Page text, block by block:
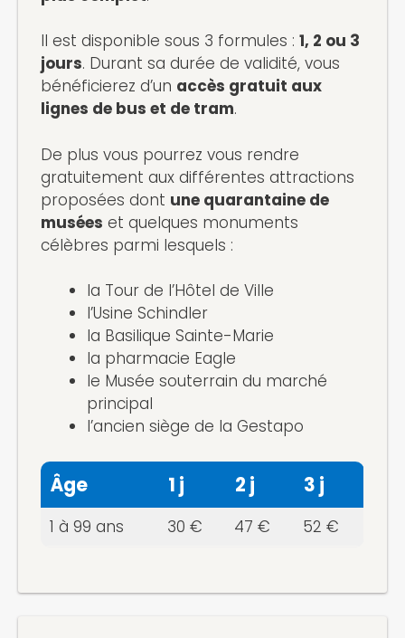
Il est disponible sous 3 formules : 1, 2 ou 3
jours. Durant sa durée de validité, vous
bénéficierez d’un accès gratuit aux
lignes de bus et de tram.
De plus vous pourrez vous rendre
gratuitement aux différentes attractions
proposées dont une quarantaine de
musées et quelques monuments
célèbres parmi lesquels :
la Tour de l’Hôtel de Ville
l’Usine Schindler
la Basilique Sainte-Marie
la pharmacie Eagle
le Musée souterrain du marché
principal
l’ancien siège de la Gestapo
Âge 1 j 2 j 3 j
1 à 99 ans 30 € 47 € 52 €